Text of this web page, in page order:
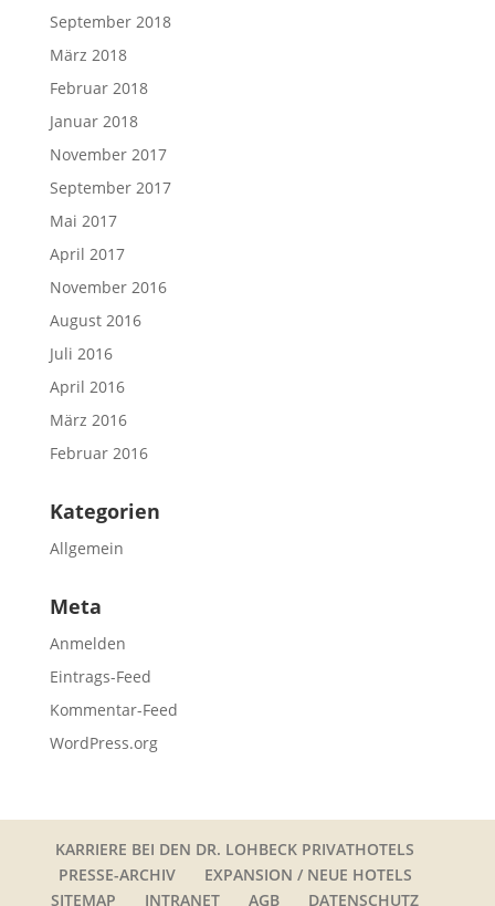
September 2018
März 2018
Februar 2018
Januar 2018
November 2017
September 2017
Mai 2017
April 2017
November 2016
August 2016
Juli 2016
April 2016
März 2016
Februar 2016
Kategorien
Allgemein
Meta
Anmelden
Eintrags-Feed
Kommentar-Feed
WordPress.org
KARRIERE BEI DEN DR. LOHBECK PRIVATHOTELS
PRESSE-ARCHIV
EXPANSION / NEUE HOTELS
SITEMAP
INTRANET AGB DATENSCHUTZ